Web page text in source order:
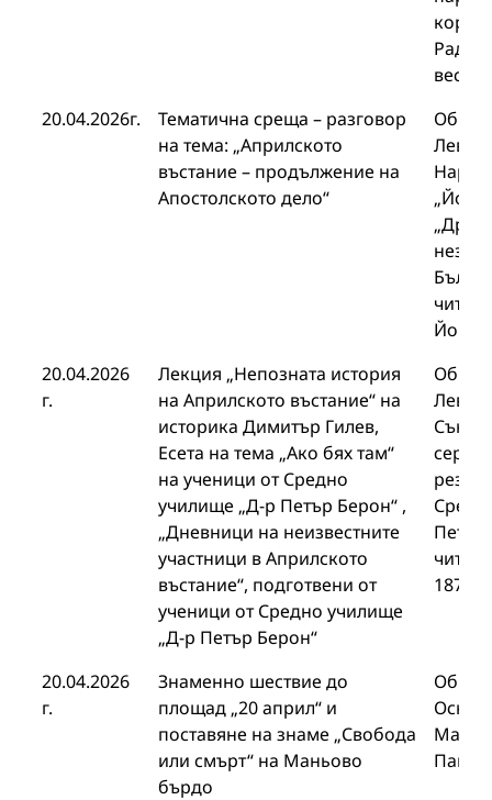
20.04.2026г.
Тематична среща – разговор
на тема: „Априлското
въстание – продължение на
Апостолското дело“
20.04.2026
г.
Лекция „Непозната история
на Априлското въстание“ на
историка Димитър Гилев,
Есета на тема „Ако бях там“
на ученици от Средно
училище „Д-р Петър Берон“ ,
„Дневници на неизвестните
участници в Априлското
въстание“, подготвени от
ученици от Средно училище
„Д-р Петър Берон“
1870“
20.04.2026
г.
Знаменно шествие до
площад „20 април“ и
поставяне на знаме „Свобода
или смърт“ на Маньово
бърдо